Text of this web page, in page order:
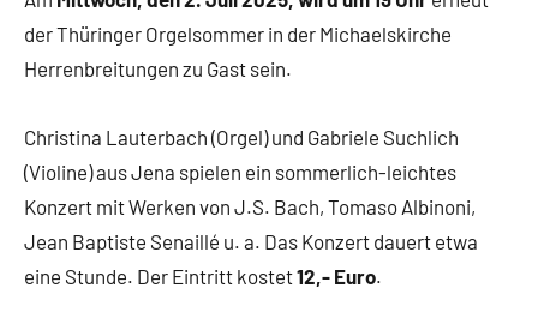
2025
der Thüringer Orgelsommer in der Michaelskirche
Herrenbreitungen zu Gast sein.
Christina Lauterbach (Orgel) und Gabriele Suchlich
(Violine) aus Jena spielen ein sommerlich-leichtes
Konzert mit Werken von J.S. Bach, Tomaso Albinoni,
Jean Baptiste Senaillé u. a. Das Konzert dauert etwa
eine Stunde. Der Eintritt kostet12,- Euro.